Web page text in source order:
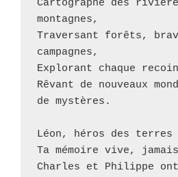
Cartographe des
montagnes,
Traversant forêts,
campagnes,
Explorant chaque
Rêvant de nouveaux
de mystères.
Léon, héros des terres
Ta mémoire vive,
Charles et Philippe